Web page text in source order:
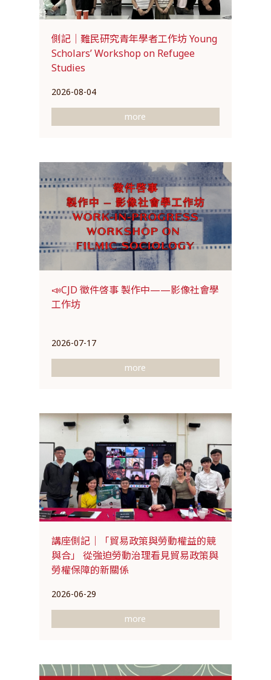
側記｜難民研究青年學者工作坊 Young
Scholars’ Workshop on Refugee
Studies
2026-08-04
more
📣CJD 徵件啓事 製作中——影像社會學
工作坊
2026-07-17
more
講座側記｜「貿易政策與勞動權益的競
與合」 從強迫勞動治理看見貿易政策與
勞權保障的新關係
2026-06-29
more